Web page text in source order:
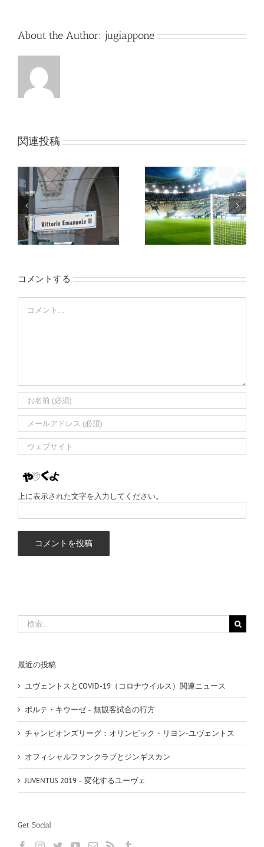
About the Author: jugiappone
関連投稿
コメントする
上に表示された文字を入力してください。
索
最近の投稿
ユヴェントスとCOVID-19（コロナウイルス）関連ニュース
ポルテ・キウーゼ – 無観客試合の行方
チャンピオンズリーグ：オリンピック・リヨン-ユヴェントス
オフィシャルファンクラブとジンギスカン
JUVENTUS 2019 – 変化するユーヴェ
Get Social